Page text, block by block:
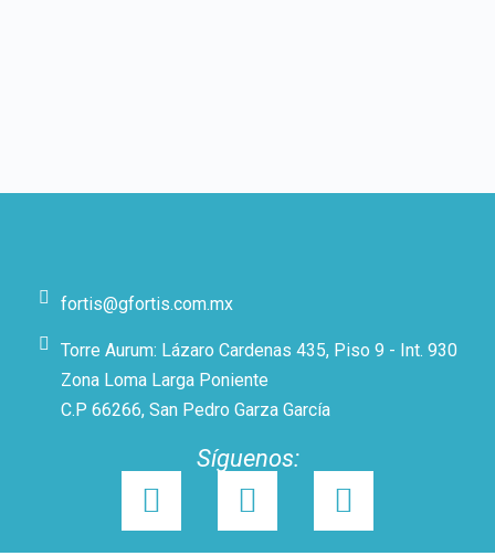
fortis@gfortis.com.mx
Torre Aurum: Lázaro Cardenas 435, Piso 9 - Int. 930
Zona Loma Larga Poniente
C.P 66266, San Pedro Garza García
Síguenos: